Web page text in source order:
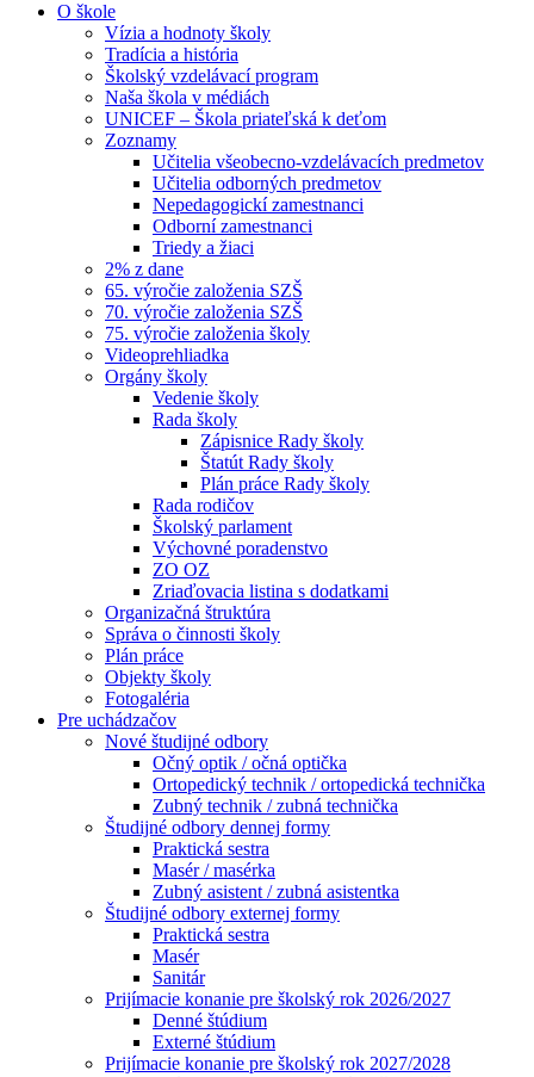
O škole
Vízia a hodnoty školy
Tradícia a história
Školský vzdelávací program
Naša škola v médiách
UNICEF – Škola priateľská k deťom
Zoznamy
Učitelia všeobecno-vzdelávacích predmetov
Učitelia odborných predmetov
Nepedagogickí zamestnanci
Odborní zamestnanci
Triedy a žiaci
2% z dane
65. výročie založenia SZŠ
70. výročie založenia SZŠ
75. výročie založenia školy
Videoprehliadka
Orgány školy
Vedenie školy
Rada školy
Zápisnice Rady školy
Štatút Rady školy
Plán práce Rady školy
Rada rodičov
Školský parlament
Výchovné poradenstvo
ZO OZ
Zriaďovacia listina s dodatkami
Organizačná štruktúra
Správa o činnosti školy
Plán práce
Objekty školy
Fotogaléria
Pre uchádzačov
Nové študijné odbory
Očný optik / očná optička
Ortopedický technik / ortopedická technička
Zubný technik / zubná technička
Študijné odbory dennej formy
Praktická sestra
Masér / masérka
Zubný asistent / zubná asistentka
Študijné odbory externej formy
Praktická sestra
Masér
Sanitár
Prijímacie konanie pre školský rok 2026/2027
Denné štúdium
Externé štúdium
Prijímacie konanie pre školský rok 2027/2028